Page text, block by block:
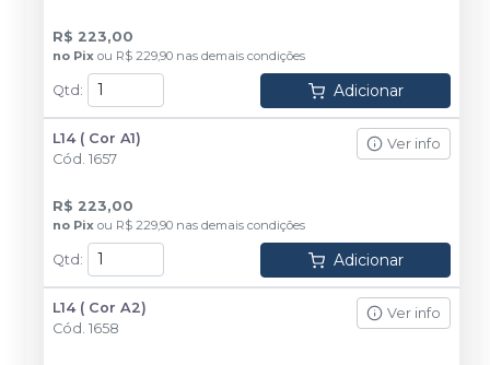
R$ 223,00
no Pix ou R$ 229,90 nas demais condições
Qtd : Adicionar
L14 ( Cor A1)
Cód. 1657
Ver info
R$ 223,00
no Pix ou R$ 229,90 nas demais condições
Qtd : Adicionar
L14 ( Cor A2)
Cód. 1658
Ver info